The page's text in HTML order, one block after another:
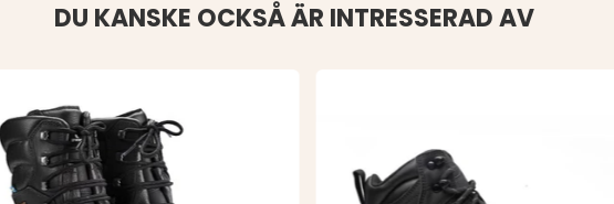
DU KANSKE OCKSÅ ÄR INTRESSERAD AV